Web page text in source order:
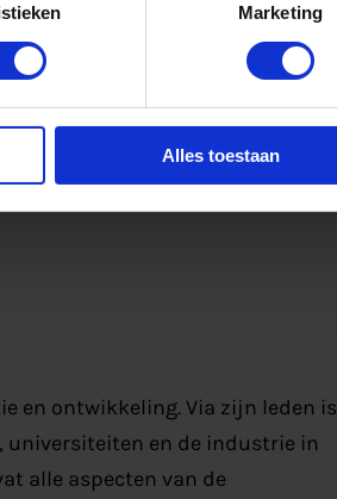
Marketing
Alles toestaan
(DVGW)
of the Swiss Natural Gas Industry
en ontwikkeling. Via zijn leden is
universiteiten en de industrie in
alle aspecten van de